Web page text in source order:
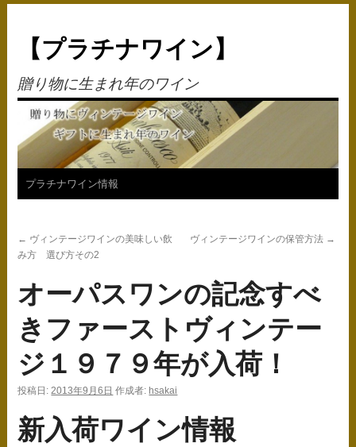
【プラチナワイン】
贈り物に生まれ年のワイン
コ
テ
ツ
へ
ス
キ
ッ
プラチナワイン情報
← ヴィンテージワインの美味しい飲
み方 選び方その2
ヴィンテージワインの保管方法 →
オーパスワンの記念すべ
きファーストヴィンテー
ジ１９７９年が入荷！
投稿日: 2013年9月6日 作成者: hsakai
新入荷ワイン情報